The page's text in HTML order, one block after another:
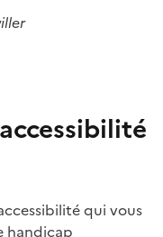
qui vous
handicap